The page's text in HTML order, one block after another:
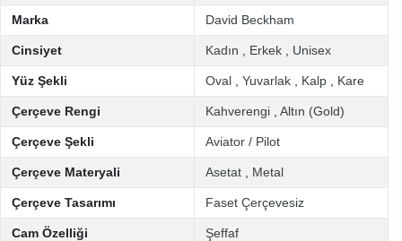
Marka David Beckham
Cinsiyet Kadın Erkek Unisex
Yüz Şekli Oval Yuvarlak Kalp Kare
Çerçeve Rengi Kahverengi Altın (Gold)
Çerçeve Şekli Aviator / Pilot
Çerçeve Materyali Asetat Metal
Çerçeve Tasarımı Faset Çerçevesiz
Cam Özelliği Şeffaf